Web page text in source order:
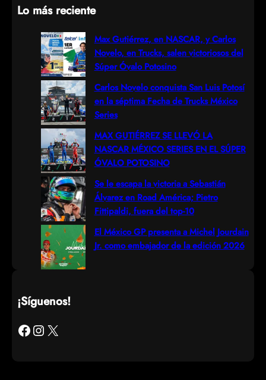
a
Lo más reciente
Max Gutiérrez, en NASCAR, y Carlos
Novelo, en Trucks, salen victoriosos del
Súper Óvalo Potosino
Carlos Novelo conquista San Luis Potosí
en la séptima Fecha de Trucks México
Series
MAX GUTIÉRREZ SE LLEVÓ LA
NASCAR MÉXICO SERIES EN EL SÚPER
ÓVALO POTOSINO
Se le escapa la victoria a Sebastián
Álvarez en Road América; Pietro
Fittipaldi, fuera del top-10
El México GP presenta a Michel Jourdain
Jr. como embajador de la edición 2026
¡Síguenos!
Facebook Instagram X